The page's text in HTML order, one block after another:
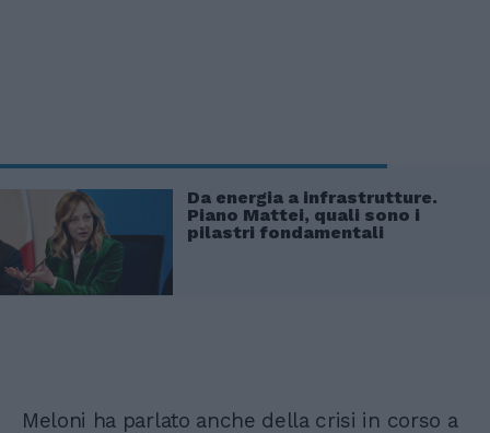
Da energia a infrastrutture.
Piano Mattei, quali sono i
pilastri fondamentali
Meloni ha parlato anche della crisi in corso a